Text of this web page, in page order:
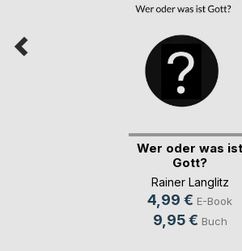
Wer oder was ist
Gott?
Rainer Langlitz
4,99 € E-Book
9,95 € Buch